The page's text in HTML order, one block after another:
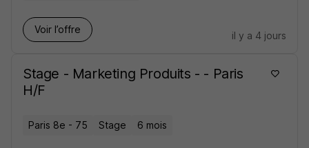
Voir l’offre
il y a 4 jours
Stage - Marketing Produits - - Paris
H/F
Paris 8e - 75 Stage 6 mois